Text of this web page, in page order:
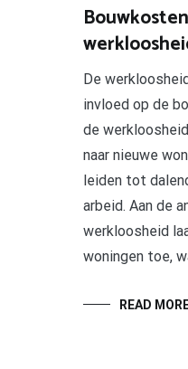
De
invloed op de
de
naar nieuwe
leiden tot
arbeid. Aan de
werkloosheid
woningen toe,
READ